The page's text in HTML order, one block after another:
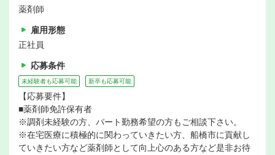
薬剤師
雇用形態
正社員
応募条件
未経験者も応募可能 新卒も応募可能
【応募要件】
■薬剤師免許保有者
※調剤未経験の方、パート勤務希望の方もご相談下さい。
※在宅医療に積極的に関わっていきたい方、船橋市に貢献し
ていきたい方など薬剤師として向上心のある方など是非お待